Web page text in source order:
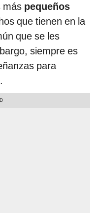
más pequeños
que tienen en la
que se les
siempre es
para